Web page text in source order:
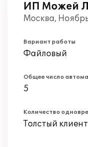
ИП Можей
Москва,
Вариант работы
Файловый
Общее число
5
Количество
Толстый